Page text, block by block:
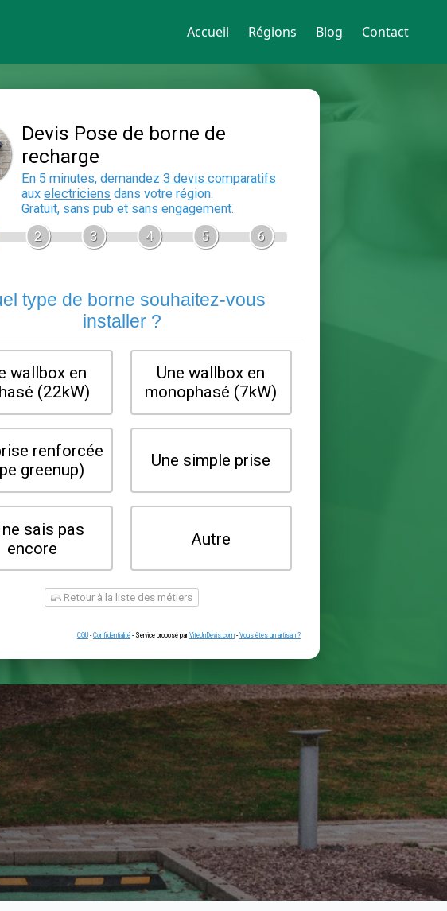
Accueil Régions Blog Contact
recharge
En 5 minutes, demandez
auxelectriciensdans votre région.
Gratuit, sans pub et sans engagement.
Quel type de borne souhaitez-
installer ?
Une wallbox en
Une prise renforcée
(type greenup)
Je ne sais pas
Retour à la liste des métiers
Confidentialité - Service proposé par ViteUnDevis.com-